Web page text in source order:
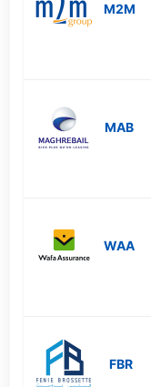
M2M
MAB
WAA
FBR